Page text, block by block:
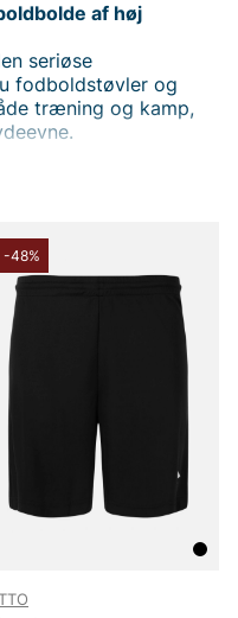
af høj
seriøse
fodboldstøvler og
træning og kamp,
produkter fra Lotto
har brug for på
-48%